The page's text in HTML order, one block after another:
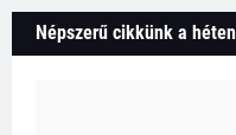
Népszerű cikkünk a héten